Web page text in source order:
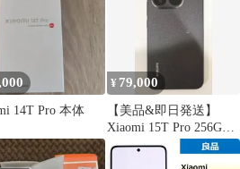
14T Pro 本体
¥ 79,000
【美品&即日発送】
Xiaomi 15T Pro 256GB
ブラック 国内版